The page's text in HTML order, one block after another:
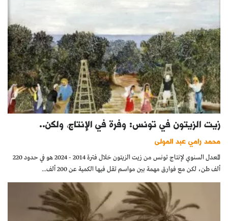
زيت الزيتون في تونس: وفرة في الإنتاج، ولكن..
محمد رامي عبد المولى
المعدل السنوي لإنتاج تونس من زيت الزيتون خلال فترة 2014 - 2024 هو في حدود 220
ألف طن، لكن مع فوارق مهمة بين مواسم تقل فيها الكمية عن 200 ألف...